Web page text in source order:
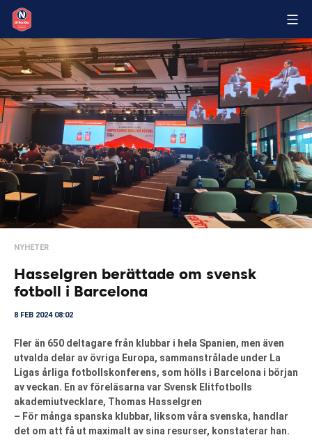
NYHETER
Hasselgren berättade om svensk
fotboll i Barcelona
8 FEB 2024 08:02
Fler än 650 deltagare från klubbar i hela Spanien, men även
utvalda delar av övriga Europa, sammanstrålade under La
Ligas årliga fotbollskonferens, som hölls i Barcelona i början
av veckan. En av föreläsarna var Svensk Elitfotbolls
akademiutvecklare, Thomas Hasselgren
– För många spanska klubbar, liksom våra svenska, handlar
det om att få ut maximalt av sina resurser, konstaterar han.